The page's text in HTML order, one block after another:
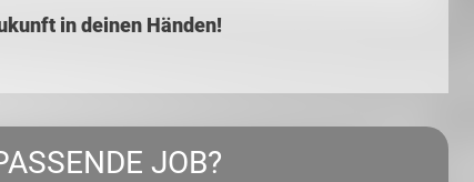
in deinen Händen!
JOB?